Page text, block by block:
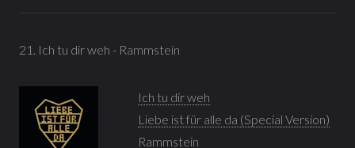
21. Ich tu dir weh - Rammstein
Ich tu dir weh
Liebe ist für alle da (Special Version)
Rammstein